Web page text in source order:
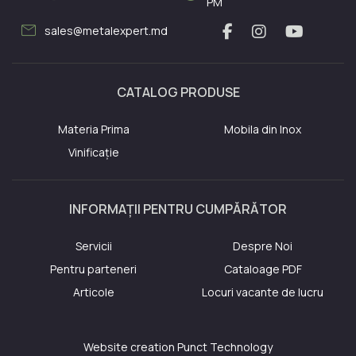
mail sales@metalexpert.md
CATALOG PRODUSE
Materia Prima
Mobila din Inox
Vinificație
INFORMAȚII PENTRU CUMPĂRĂTOR
Servicii
Despre Noi
Pentru parteneri
Cataloage PDF
Articole
Locuri vacante de lucru
Website creation Punct Technology